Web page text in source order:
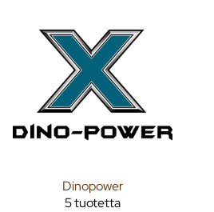
Dinopower
5 tuotetta